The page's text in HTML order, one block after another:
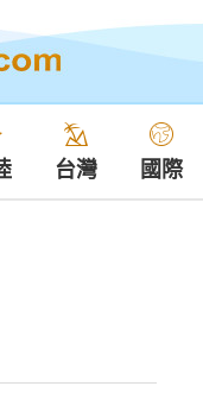
台灣 國際